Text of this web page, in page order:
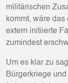
militärischen
kommt, wäre
extern initiierte
zumindest
Um es klar zu
Bürgerkriege